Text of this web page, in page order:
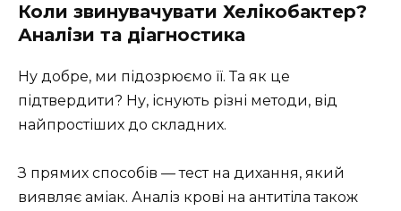
Коли звинувачувати Хелікобактер?
Аналізи та діагностика
Ну добре, ми підозрюємо її. Та як це
підтвердити? Ну, існують різні методи, від
найпростіших до складних.
З прямих способів — тест на дихання, який
виявляє аміак. Аналіз крові на антитіла також